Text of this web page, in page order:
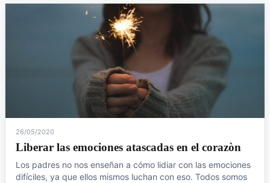
26/05/2020
Liberar las emociones atascadas en el corazòn
Los padres no nos enseñan a cómo lidiar con las emociones
difíciles, ya que ellos mismos luchan con eso. Todos somos